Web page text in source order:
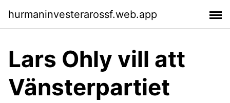
hurmaninvesterarossf.web.app
Lars Ohly vill att
Vänsterpartiet